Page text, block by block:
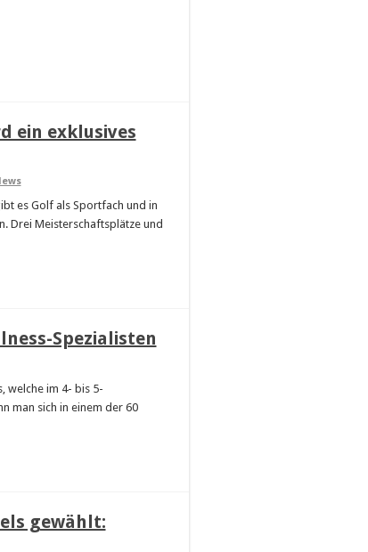
ein exklusives
es Golf als Sportfach und in
Drei Meisterschaftsplätze und
Spezialisten
welche im 4- bis 5-
man sich in einem der 60
gewählt: